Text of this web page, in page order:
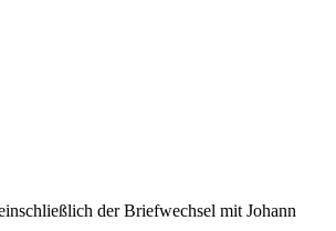
der Briefwechsel mit Johann